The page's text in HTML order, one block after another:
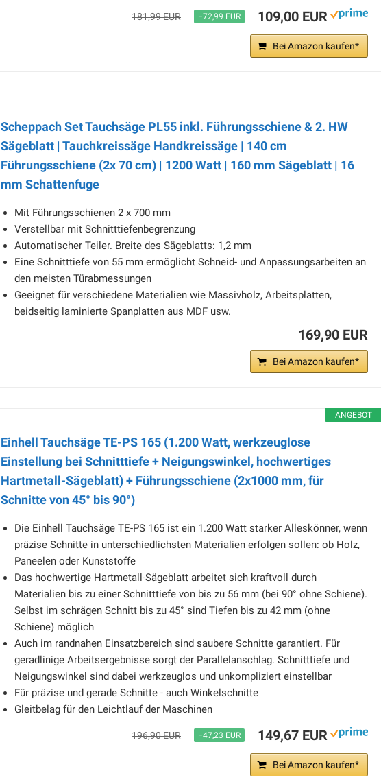
181,99 EUR −72,99 EUR 109,00 EUR
Bei Amazon kaufen*
Scheppach Set Tauchsäge PL55 inkl. Führungsschiene & 2. HW
Sägeblatt | Tauchkreissäge Handkreissäge | 140 cm
Führungsschiene (2x 70 cm) | 1200 Watt | 160 mm Sägeblatt | 16
mm Schattenfuge
Mit Führungsschienen 2 x 700 mm
Verstellbar mit Schnitttiefenbegrenzung
Automatischer Teiler. Breite des Sägeblatts: 1,2 mm
Eine Schnitttiefe von 55 mm ermöglicht Schneid- und Anpassungsarbeiten an
den meisten Türabmessungen
Geeignet für verschiedene Materialien wie Massivholz, Arbeitsplatten,
beidseitig laminierte Spanplatten aus MDF usw.
169,90 EUR
Bei Amazon kaufen*
ANGEBOT
Einhell Tauchsäge TE-PS 165 (1.200 Watt, werkzeuglose
Einstellung bei Schnitttiefe + Neigungswinkel, hochwertiges
Hartmetall-Sägeblatt) + Führungsschiene (2x1000 mm, für
Schnitte von 45° bis 90°)
Die Einhell Tauchsäge TE-PS 165 ist ein 1.200 Watt starker Alleskönner, wenn
präzise Schnitte in unterschiedlichsten Materialien erfolgen sollen: ob Holz,
Paneelen oder Kunststoffe
Das hochwertige Hartmetall-Sägeblatt arbeitet sich kraftvoll durch
Materialien bis zu einer Schnitttiefe von bis zu 56 mm (bei 90° ohne Schiene).
Selbst im schrägen Schnitt bis zu 45° sind Tiefen bis zu 42 mm (ohne
Schiene) möglich
Auch im randnahen Einsatzbereich sind saubere Schnitte garantiert. Für
geradlinige Arbeitsergebnisse sorgt der Parallelanschlag. Schnitttiefe und
Neigungswinkel sind dabei werkzeuglos und unkompliziert einstellbar
Für präzise und gerade Schnitte - auch Winkelschnitte
Gleitbelag für den Leichtlauf der Maschinen
196,90 EUR −47,23 EUR 149,67 EUR
Bei Amazon kaufen*